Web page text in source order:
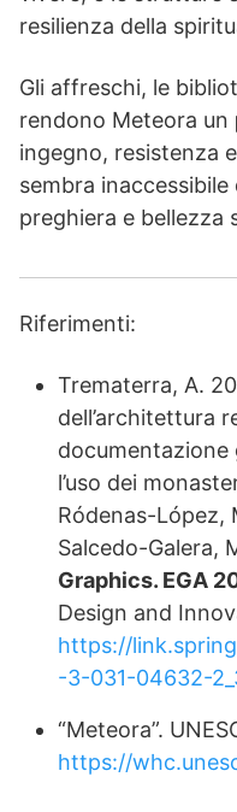
resilienza della
Gli affreschi, le
rendono Meteora un
ingegno, resistenza
sembra
preghiera e bellezza
Riferimenti:
Trematerra, A.
dell’architettura
documentazione
l’uso dei
Ródenas-López,
Salcedo-Galera,
Graphics. EGA
Design and
https://
-3-031-04632-
“Meteora”.
https://